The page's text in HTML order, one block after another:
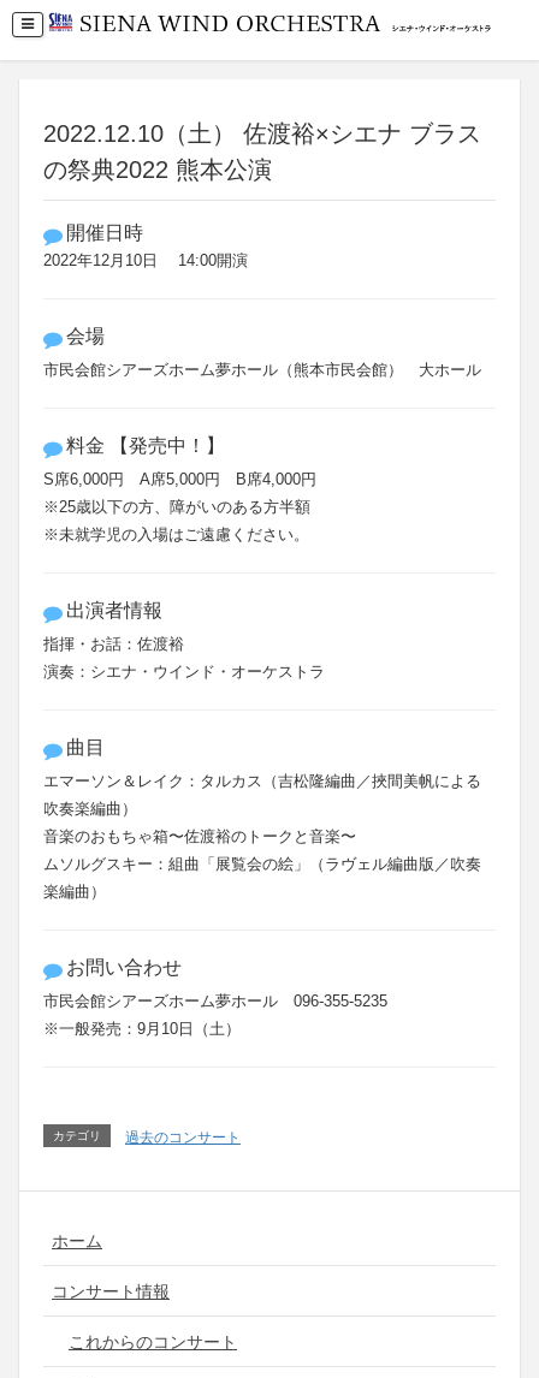
2022.12.10（土） 佐渡裕×シエナ ブラス
の祭典2022 熊本公演
開催日時
2022年12月10日 14:00開演
会場
市民会館シアーズホーム夢ホール（熊本市民会館） 大ホール
料金 【発売中！】
S席6,000円 A席5,000円 B席4,000円
※25歳以下の方、障がいのある方半額
※未就学児の入場はご遠慮ください。
出演者情報
指揮・お話：佐渡裕
演奏：シエナ・ウインド・オーケストラ
曲目
エマーソン＆レイク：タルカス（吉松隆編曲／挾間美帆による
吹奏楽編曲）
音楽のおもちゃ箱〜佐渡裕のトークと音楽〜
ムソルグスキー：組曲「展覧会の絵」（ラヴェル編曲版／吹奏
楽編曲）
お問い合わせ
市民会館シアーズホーム夢ホール 096-355-5235
※一般発売：9月10日（土）
カテゴリ 過去のコンサート
ホーム
コンサート情報
これからのコンサート